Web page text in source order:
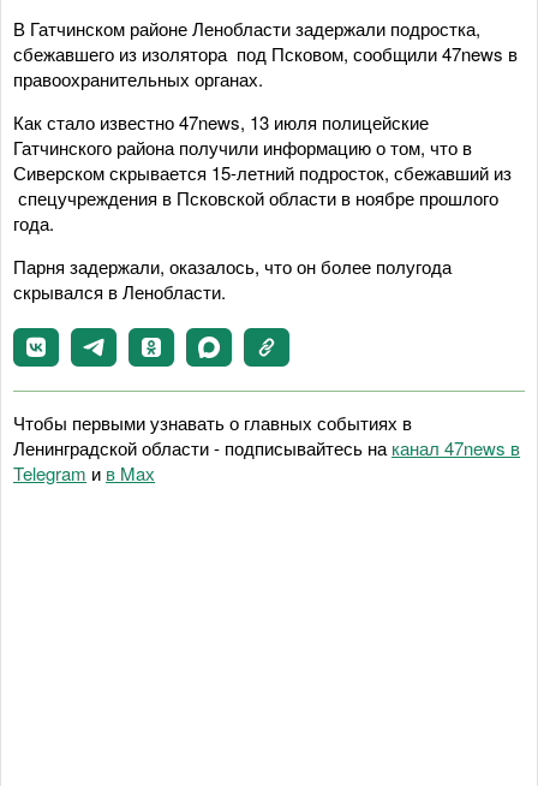
В Гатчинском районе Ленобласти задержали подростка,
сбежавшего из изолятора под Псковом, сообщили 47news в
правоохранительных органах.
Как стало известно 47news, 13 июля полицейские
Гатчинского района получили информацию о том, что в
Сиверском скрывается 15-летний подросток, сбежавший из
спецучреждения в Псковской области в ноябре прошлого
года.
Парня задержали, оказалось, что он более полугода
скрывался в Ленобласти.
Чтобы первыми узнавать о главных событиях в
Ленинградской области - подписывайтесь на канал 47news в
Telegram и в Maх